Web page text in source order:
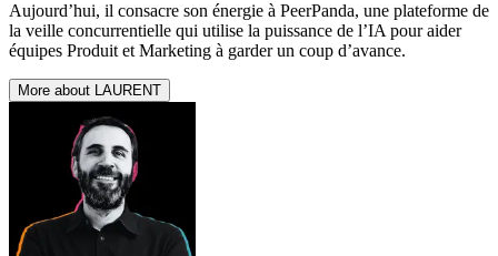
Aujourd’hui, il consacre son énergie à PeerPanda, une plateforme de
la veille concurrentielle qui utilise la puissance de l’IA pour aider
équipes Produit et Marketing à garder un coup d’avance.
More about LAURENT